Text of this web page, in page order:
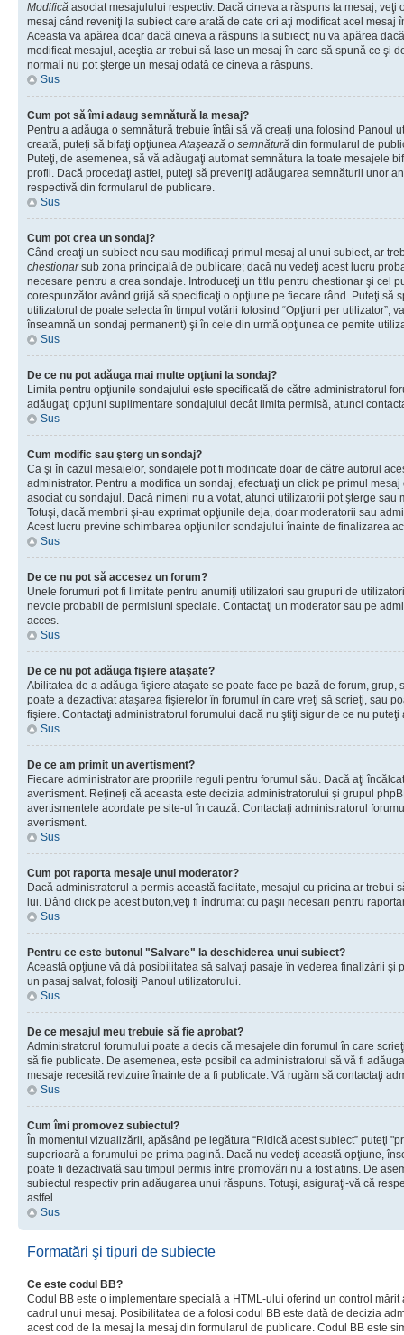
Modifică asociat mesajulului respectiv. Dacă cineva a răspuns la mesaj, veţi
mesaj când reveniţi la subiect care arată de cate ori aţi modificat acel mesaj
Aceasta va apărea doar dacă cineva a răspuns la subiect; nu va apărea
modificat mesajul, aceştia ar trebui să lase un mesaj în care să spună ce şi
normali nu pot şterge un mesaj odată ce cineva a răspuns.
Sus
Cum pot să îmi adaug semnătură la mesaj?
Pentru a adăuga o semnătură trebuie întâi să vă creaţi una folosind Panoul
creată, puteţi să bifaţi opţiuneaAtaşează o semnătură din formularul de
Puteţi, de asemenea, să vă adăugaţi automat semnătura la toate mesajele
profil. Dacă procedaţi astfel, puteţi să preveniţi adăugarea semnăturii unor
respectivă din formularul de publicare.
Sus
Cum pot crea un sondaj?
Când creaţi un subiect nou sau modificaţi primul mesaj al unui subiect, ar
chestionarsub zona principală de publicare; dacă nu vedeţi acest lucru
necesare pentru a crea sondaje. Introduceţi un titlu pentru chestionar şi cel
corespunzător având grijă să specificaţi o opţiune pe fiecare rând. Puteţi să
utilizatorul de poate selecta în timpul votării folosind “Opţiuni per utilizator”,
înseamnă un sondaj permanent) şi în cele din urmă opţiunea ce pemite
Sus
De ce nu pot adăuga mai multe opţiuni la sondaj?
Limita pentru opţiunile sondajului este specificată de către administratorul
adăugaţi opţiuni suplimentare sondajului decât limita permisă, atunci
Sus
Cum modific sau şterg un sondaj?
Ca şi în cazul mesajelor, sondajele pot fi modificate doar de către autorul
administrator. Pentru a modifica un sondaj, efectuaţi un click pe primul
asociat cu sondajul. Dacă nimeni nu a votat, atunci utilizatorii pot şterge
Totuşi, dacă membrii şi-au exprimat opţiunile deja, doar moderatorii sau
Acest lucru previne schimbarea opţiunilor sondajului înainte de finalizarea
Sus
De ce nu pot să accesez un forum?
Unele forumuri pot fi limitate pentru anumiţi utilizatori sau grupuri de
nevoie probabil de permisiuni speciale. Contactaţi un moderator sau pe
acces.
Sus
De ce nu pot adăuga fişiere ataşate?
Abilitatea de a adăuga fişiere ataşate se poate face pe bază de forum, grup,
poate a dezactivat ataşarea fişierelor în forumul în care vreţi să scrieţi, sau
fişiere. Contactaţi administratorul forumului dacă nu ştiţi sigur de ce nu
Sus
De ce am primit un avertisment?
Fiecare administrator are propriile reguli pentru forumul său. Dacă aţi
avertisment. Reţineţi că aceasta este decizia administratorului şi grupul
avertismentele acordate pe site-ul în cauză. Contactaţi administratorul
avertisment.
Sus
Cum pot raporta mesaje unui moderator?
Dacă administratorul a permis această faclitate, mesajul cu pricina ar trebui
lui. Dând click pe acest buton,veţi fi îndrumat cu paşii necesari pentru
Sus
Pentru ce este butonul "Salvare" la deschiderea unui subiect?
Această opţiune vă dă posibilitatea să salvaţi pasaje în vederea finalizării şi
un pasaj salvat, folosiţi Panoul utilizatorului.
Sus
De ce mesajul meu trebuie să fie aprobat?
Administratorul forumului poate a decis că mesajele din forumul în care
să fie publicate. De asemenea, este posibil ca administratorul să vă fi
mesaje recesită revizuire înainte de a fi publicate. Vă rugăm să contactaţi
Sus
Cum îmi promovez subiectul?
În momentul vizualizării, apăsând pe legătura “Ridică acest subiect” puteţi
superioară a forumului pe prima pagină. Dacă nu vedeţi această opţiune,
poate fi dezactivată sau timpul permis între promovări nu a fost atins. De
subiectul respectiv prin adăugarea unui răspuns. Totuşi, asiguraţi-vă că
astfel.
Sus
Formatări şi tipuri de subiecte
Ce este codul BB?
Codul BB este o implementare specială a HTML-ului oferind un control
cadrul unui mesaj. Posibilitatea de a folosi codul BB este dată de decizia
acest cod de la mesaj la mesaj din formularul de publicare. Codul BB este